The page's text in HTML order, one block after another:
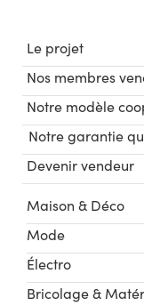
Le projet
Nos membres
Notre modèle
Notre garantie
Devenir vendeur
Maison & Déco
Mode
Électro
Bricolage &